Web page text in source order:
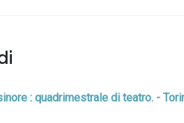
: quadrimestrale di teatro. -